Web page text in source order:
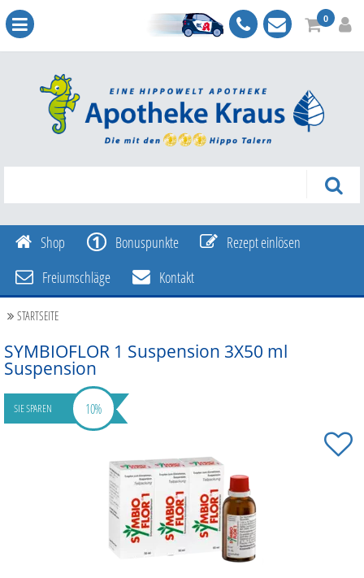
0
Shop Bonuspunkte
Rezept einlösen
Freiumschläge
Kontakt
STARTSEITE
SYMBIOFLOR 1 Suspension 3X50 ml
Suspension
SIE SPAREN 10%